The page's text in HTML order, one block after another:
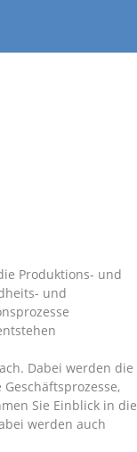
Produktions- und
und
Dabei werden die
Sie Einblick in die
werden auch